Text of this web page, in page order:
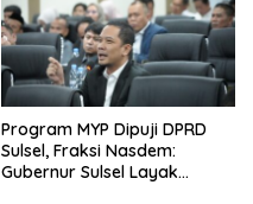
Program MYP Dipuji DPRD
Sulsel, Fraksi Nasdem:
Gubernur Sulsel Layak